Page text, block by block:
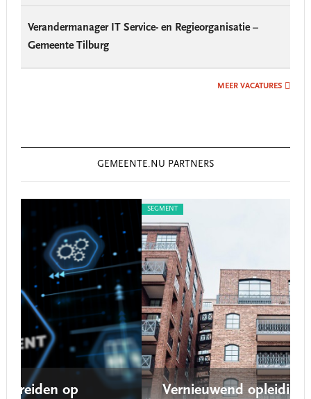
Verandermanager IT Service- en Regieorganisatie –
Gemeente Tilburg
MEER VACATURES
GEMEENTE.NU PARTNERS
Vernieuwend opleidingsaanbod